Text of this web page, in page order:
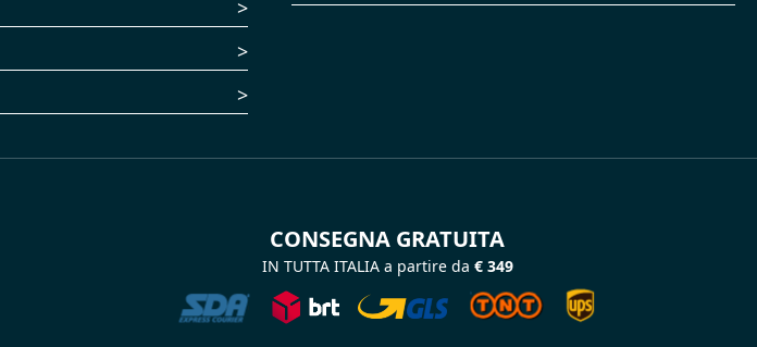
CONSEGNA GRATUITA
IN TUTTA ITALIA a partire da € 349